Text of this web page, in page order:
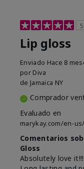
5
Lip gloss
Enviado Hace 8
por Diva
de Jamaica NY
Comprador
Evaluado en
marykay.com/en-us/
Comentarios
Gloss
Absolutely love